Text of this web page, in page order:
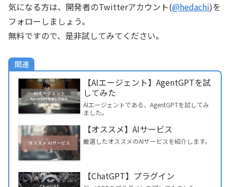
気になる方は、開発者のTwitterアカウント(@hedachi)を
フォローしましょう。
無料ですので、是非試してみてください。
関連
【AIエージェント】AgentGPTを試
してみた
AIエージェントである、AgentGPTを試してみ
ました。
【オススメ】AIサービス
厳選したオススメのAIサービスを紹介します。
【ChatGPT】プラグイン